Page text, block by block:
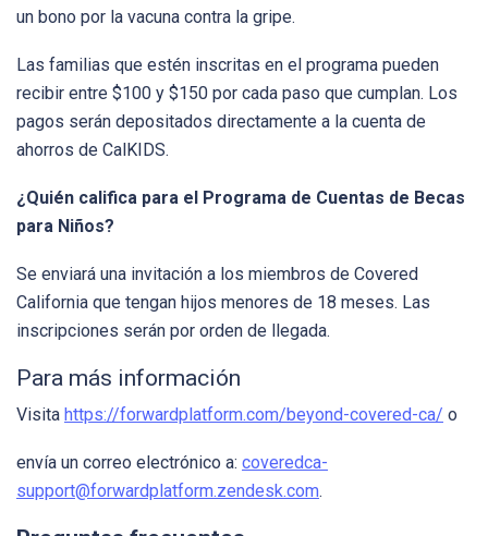
un bono por la vacuna contra la gripe.
Las familias que estén inscritas en el programa pueden
recibir entre $100 y $150 por cada paso que cumplan. Los
pagos serán depositados directamente a la cuenta de
ahorros de CalKIDS.
¿Quién califica para el Programa de Cuentas de Becas
para Niños?
Se enviará una invitación a los miembros de Covered
California que tengan hijos menores de 18 meses. Las
inscripciones serán por orden de llegada.
Para más información
Visita https://forwardplatform.com/beyond-covered-ca/ o
envía un correo electrónico a: coveredca-
support@forwardplatform.zendesk.com.